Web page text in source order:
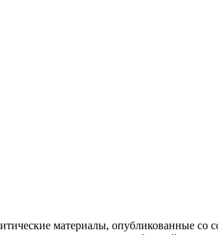
материалы, опубликованные со